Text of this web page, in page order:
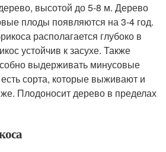
высотой до 5-8 м. Дерево
плоды появляются на 3-4 год.
располагается глубоко в
устойчив к засухе. Также
выдерживать минусовые
сорта, которые выживают и
Плодоносит дерево в пределах